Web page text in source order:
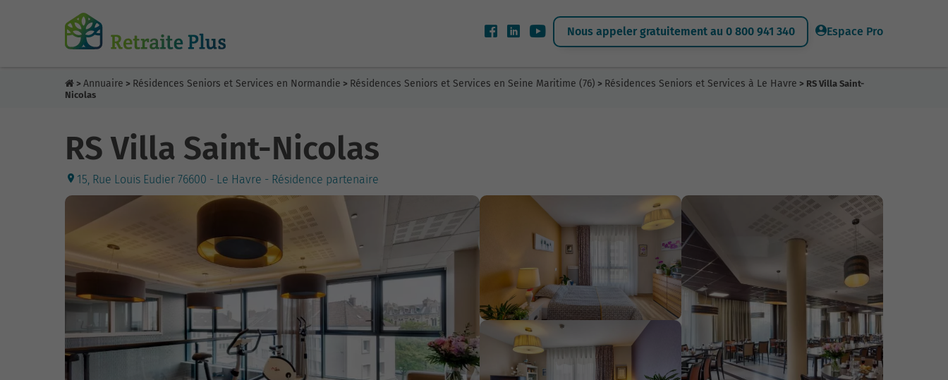
Nous appeler gratuitement au 0 800 941 340 Espace Pro
> Annuaire > Résidences Seniors et Services en Normandie > Résidences Seniors et Services en Seine Maritime (76) > Résidences Seniors et Services à Le Havre > RS Villa Saint-
Nicolas
RS Villa Saint-Nicolas
15, Rue Louis Eudier 76600 - Le Havre - Résidence partenaire